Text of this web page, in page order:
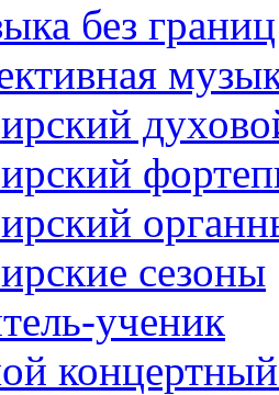
без границ
сезоны
ученик
концертный